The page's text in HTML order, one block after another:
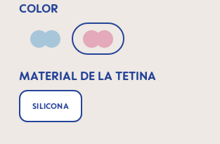
COLOR
Blue Pink
MATERIAL DE LA TETINA
SILICONA